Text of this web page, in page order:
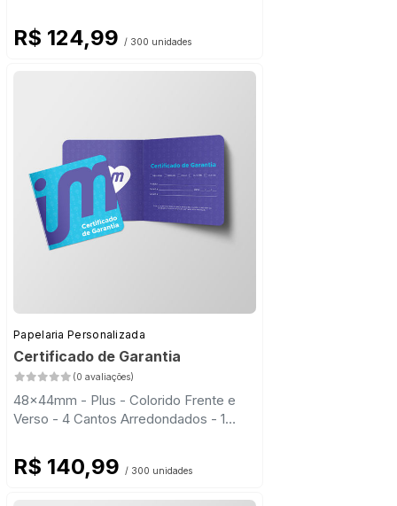
R$ 124,99 / 300 unidades
Papelaria Personalizada
Certificado de Garantia
(0 avaliações)
48x44mm - Plus - Colorido Frente e
Verso - 4 Cantos Arredondados - 1
R$ 140,99 / 300 unidades